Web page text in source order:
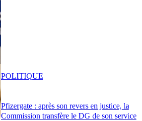
Pfizergate : après son revers en justice, la
Commission transfère le DG de son service
POLITIQUE